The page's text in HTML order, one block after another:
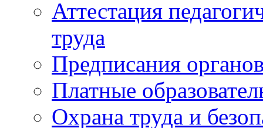
Аттестация
труда
Предписания
Платные
Охрана труда и